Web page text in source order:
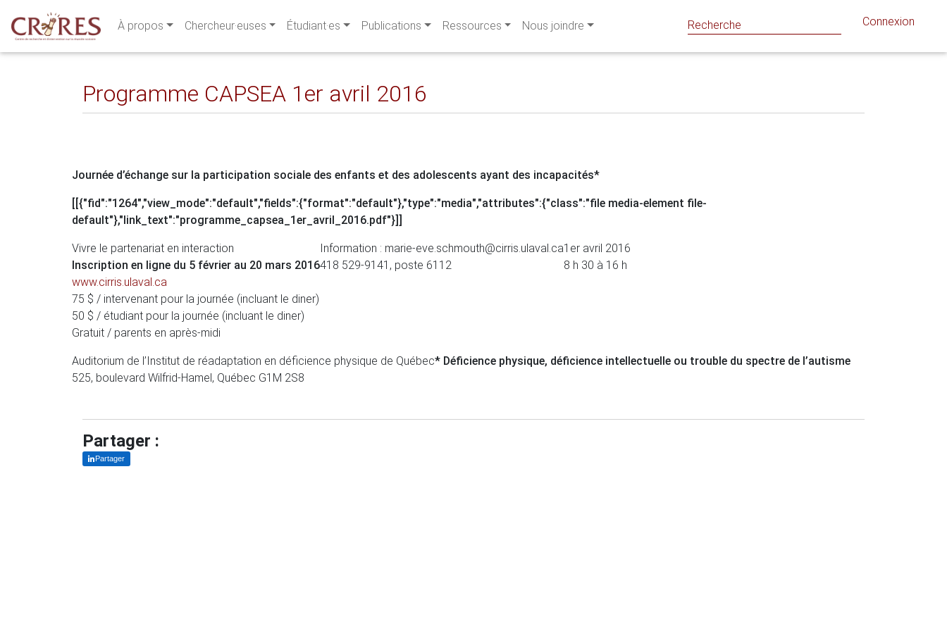
À propos Chercheur·euses Étudiant·es Publications Ressources Nous joindre Connexion
Programme CAPSEA 1er avril 2016
Journée d’échange sur la participation sociale des enfants et des adolescents ayant des incapacités*
[[{"fid":"1264","view_mode":"default","fields":{"format":"default"},"type":"media","attributes":{"class":"file media-element file-
default"},"link_text":"programme_capsea_1er_avril_2016.pdf"}]]
Vivre le partenariat en interaction
Inscription en ligne du 5 février au 20 mars 2016
www.cirris.ulaval.ca
75 $ / intervenant pour la journée (incluant le diner)
50 $ / étudiant pour la journée (incluant le diner)
Gratuit / parents en après-midi
Information : marie-eve.schmouth@cirris.ulaval.ca
418 529-9141, poste 6112
1er avril 2016
8 h 30 à 16 h
Auditorium de l’Institut de réadaptation en déficience physique de Québec
525, boulevard Wilfrid-Hamel, Québec G1M 2S8
* Déficience physique, déficience intellectuelle ou trouble du spectre de l’autisme
Partager :
Partager